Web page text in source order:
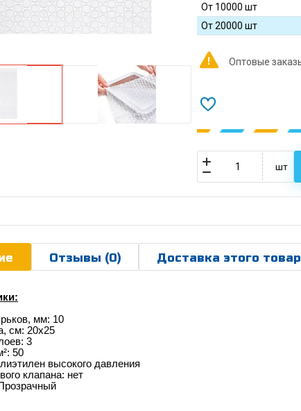
От 10000 шт
От 20000 шт
Оптовые
шт
Отзывы (0) Доставка этого
мм: 10
см: 20x25
3
: 50
высокого давления
клапана: нет